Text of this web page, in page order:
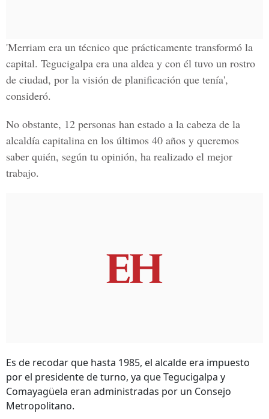
'Merriam era un técnico que prácticamente transformó la
capital. Tegucigalpa era una aldea y con él tuvo un rostro
de ciudad, por la visión de planificación que tenía',
consideró.
No obstante, 12 personas han estado a la cabeza de la
alcaldía capitalina en los últimos 40 años y queremos
saber quién, según tu opinión, ha realizado el mejor
trabajo.
Es de recodar que hasta 1985, el alcalde era impuesto
por el presidente de turno, ya que Tegucigalpa y
Comayagüela eran administradas por un Consejo
Metropolitano.